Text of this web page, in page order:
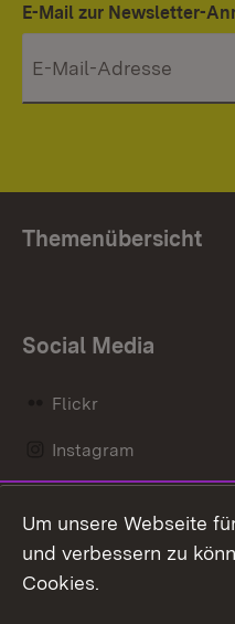
E-Mail zur Newsletter-
Themenübersicht
Social Media
Flickr
Instagram
Mastodon
Messenger
Um unsere Webseite
und verbessern zu
Cookies.